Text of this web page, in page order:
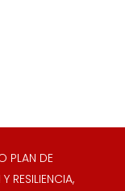
PLAN DE
RESILIENCIA,